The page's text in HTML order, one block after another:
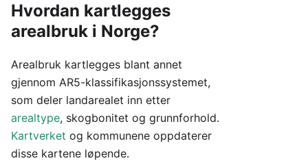
Hvordan kartlegges
arealbruk i Norge?
Arealbruk kartlegges blant annet
gjennom AR5-klassifikasjonssystemet,
som deler landarealet inn etter
arealtype, skogbonitet og grunnforhold.
Kartverket og kommunene oppdaterer
disse kartene løpende.